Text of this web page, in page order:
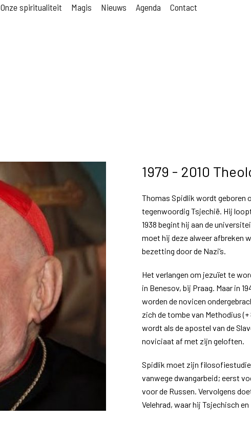
Onze spiritualiteit Magis Nieuws Agenda Contact
1979 - 2010
Thomas Spidlik wordt geboren
tegenwoordig Tsjechië. Hij
1938 begint hij aan de
moet hij deze alweer afbreken
bezetting door de Nazi’s.
Het verlangen om jezuïet te
in Benesov, bij Praag. Maar in
worden de novicen
zich de tombe van Methodius
wordt als de apostel van de
noviciaat af met zijn geloften.
Spidlik moet zijn filosofiestudie
vanwege dwangarbeid; eerst
voor de Russen. Vervolgens
Velehrad, waar hij Tsjechisch